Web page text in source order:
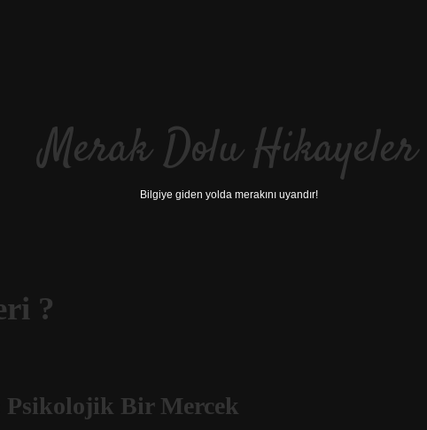
Merak Dolu Hikayeler
Bilgiye giden yolda merakını uyandır!
?
Bir Mercek